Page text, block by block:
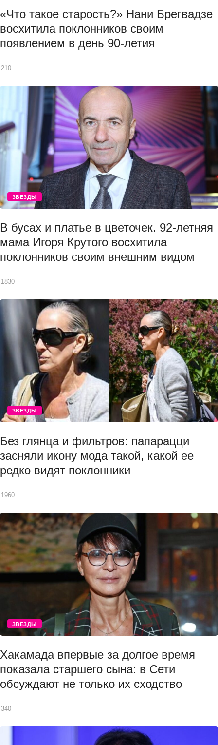
«Что такое старость?» Нани Брегвадзе
восхитила поклонников своим
появлением в день 90-летия
210
ЗВЕЗДЫ
В бусах и платье в цветочек. 92-летняя
мама Игоря Крутого восхитила
поклонников своим внешним видом
1830
ЗВЕЗДЫ
Без глянца и фильтров: папарацци
засняли икону мода такой, какой ее
редко видят поклонники
1960
ЗВЕЗДЫ
Хакамада впервые за долгое время
показала старшего сына: в Сети
обсуждают не только их сходство
340